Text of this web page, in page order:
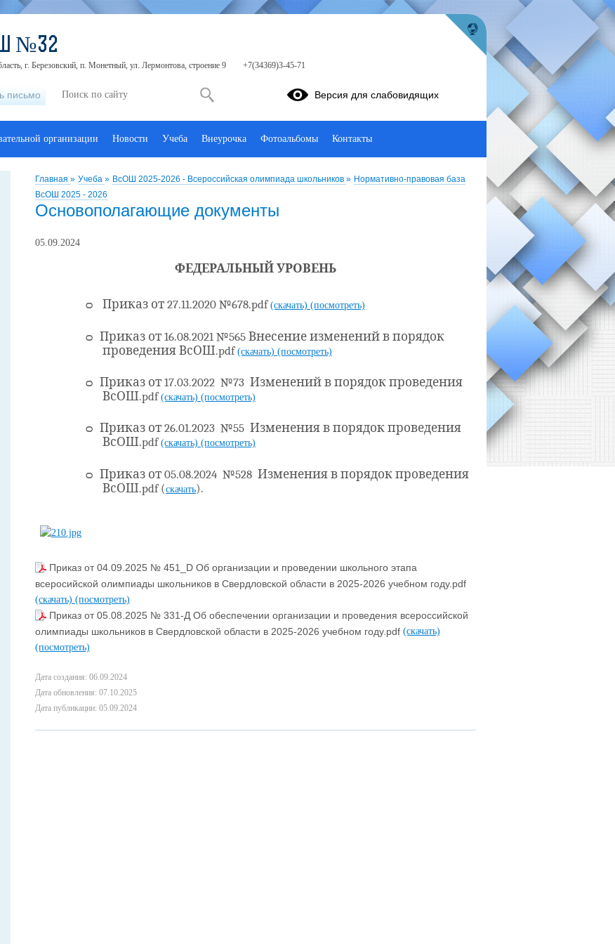
Главная » Учеба » ВсОШ 2025-2026 - Всероссийская олимпиада школьников » Нормативно-правовая база
ВсОШ 2025 - 2026
Основополагающие документы
05.09.2024
ФЕДЕРАЛЬНЫЙ УРОВЕНЬ
ᴑ Приказ от 27.11.2020 №678.pdf(скачать) (посмотреть)
ᴑ Приказ от 16.08.2021 №565 Внесение изменений в порядок
проведения ВсОШ.pdf(скачать) (посмотреть)
ᴑ Приказ от 17.03.2022 №73 Изменений в порядок проведения
ВсОШ.pdf(скачать) (посмотреть)
ᴑ Приказ от 26.01.2023 №55 Изменения в порядок проведения
ВсОШ.pdf(скачать) (посмотреть)
ᴑ Приказ от 05.08.2024 №528 Изменения в порядок проведения
ВсОШ.pdf (скачать).
Приказ от 04.09.2025 № 451_D Об организации и проведении школьного этапа
всеросийской олимпиады школьников в Свердловской области в 2025-2026 учебном году.pdf
(скачать) (посмотреть)
Приказ от 05.08.2025 № 331-Д Об обеспечении организации и проведения всероссийской
олимпиады школьников в Свердловской области в 2025-2026 учебном году.pdf (скачать)
(посмотреть)
Дата создания: 06.09.2024
Дата обновления: 07.10.2025
Дата публикации: 05.09.2024
№32
г. Березовский, п. Монетный, ул. Лермонтова, строение 9 +7(34369)3-45-71
письмо Версия для слабовидящих
организации Новости Учеба Внеурочка Фотоальбомы Контакты